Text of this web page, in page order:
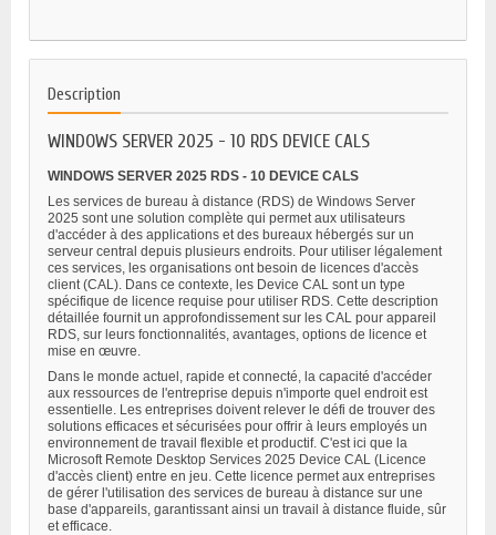
Description
WINDOWS SERVER 2025 - 10 RDS DEVICE CALS
WINDOWS SERVER 2025 RDS - 10 DEVICE CALS
Les services de bureau à distance (RDS) de Windows Server
2025 sont une solution complète qui permet aux utilisateurs
d'accéder à des applications et des bureaux hébergés sur un
serveur central depuis plusieurs endroits. Pour utiliser légalement
ces services, les organisations ont besoin de licences d'accès
client (CAL). Dans ce contexte, les Device CAL sont un type
spécifique de licence requise pour utiliser RDS. Cette description
détaillée fournit un approfondissement sur les CAL pour appareil
RDS, sur leurs fonctionnalités, avantages, options de licence et
mise en œuvre.
Dans le monde actuel, rapide et connecté, la capacité d'accéder
aux ressources de l'entreprise depuis n'importe quel endroit est
essentielle. Les entreprises doivent relever le défi de trouver des
solutions efficaces et sécurisées pour offrir à leurs employés un
environnement de travail flexible et productif. C'est ici que la
Microsoft Remote Desktop Services 2025 Device CAL (Licence
d'accès client) entre en jeu. Cette licence permet aux entreprises
de gérer l'utilisation des services de bureau à distance sur une
base d'appareils, garantissant ainsi un travail à distance fluide, sûr
et efficace.